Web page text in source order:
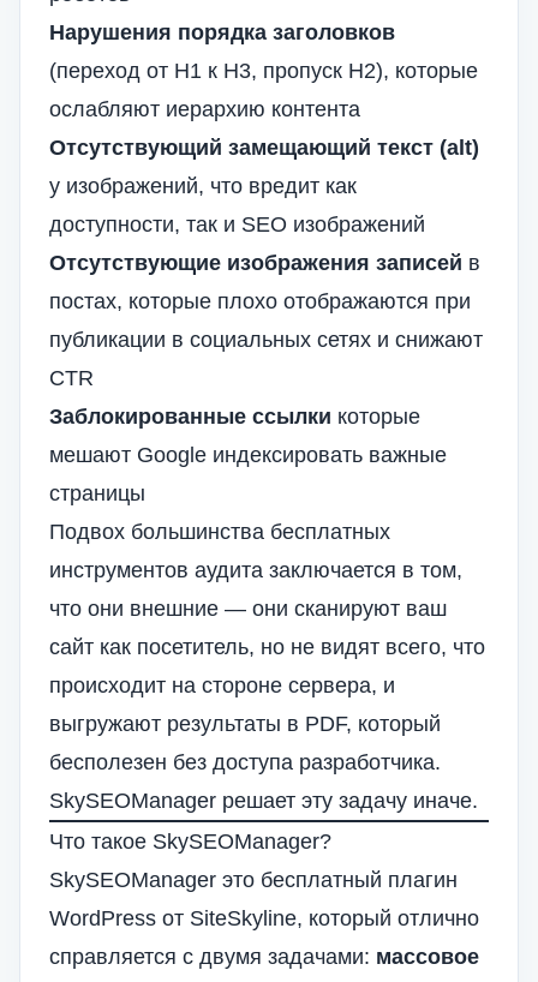
Нарушения порядка заголовков
(переход от H1 к H3, пропуск H2), которые
ослабляют иерархию контента
Отсутствующий замещающий текст (alt)
у изображений, что вредит как
доступности, так и SEO изображений
Отсутствующие изображения записей в
постах, которые плохо отображаются при
публикации в социальных сетях и снижают
CTR
Заблокированные ссылки которые
мешают Google индексировать важные
страницы
Подвох большинства бесплатных
инструментов аудита заключается в том,
что они внешние — они сканируют ваш
сайт как посетитель, но не видят всего, что
происходит на стороне сервера, и
выгружают результаты в PDF, который
бесполезен без доступа разработчика.
SkySEOManager решает эту задачу иначе.
Что такое SkySEOManager?
SkySEOManager это бесплатный плагин
WordPress от SiteSkyline, который отлично
справляется с двумя задачами: массовое